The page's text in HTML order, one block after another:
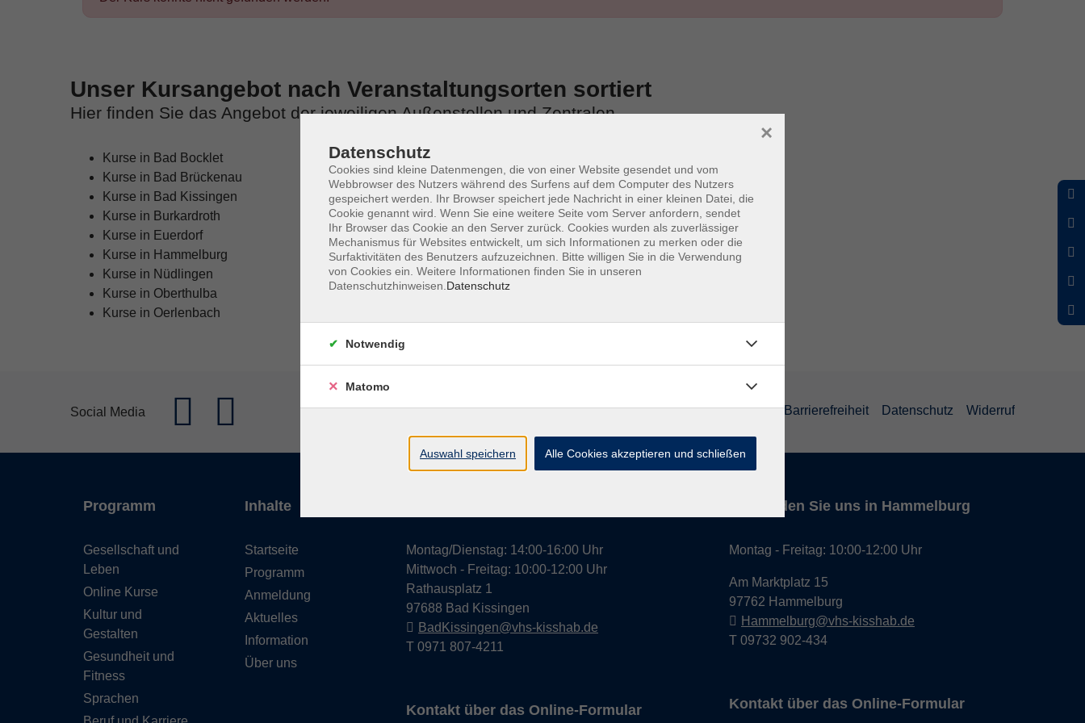
Unser Kursangebot nach Veranstaltungsorten sortiert
Hier finden Sie das Angebot der jeweiligen Außenstellen und Zentralen
Kurse in Bad Bocklet
Kurse in Bad Brückenau
Kurse in Bad Kissingen
Kurse in Burkardroth
Kurse in Euerdorf
Kurse in Hammelburg
Kurse in Nüdlingen
Kurse in Oberthulba
Kurse in Oerlenbach
Social Media Widerrufsrecht Impressum AGB Barrierefreiheit Datenschutz Widerruf
Programm
Gesellschaft und
Leben
Online Kurse
Kultur und
Gestalten
Gesundheit und
Fitness
Sprachen
Inhalte
Startseite
Programm
Anmeldung
Aktuelles
Information
Über uns
Montag/Dienstag: 14:00-16:00 Uhr
Mittwoch - Freitag: 10:00-12:00 Uhr
Rathausplatz 1
97688 Bad Kissingen
BadKissingen@vhs-kisshab.de
T 0971 807-4211
Kontakt über das Online-Formular
Hier finden Sie uns in Hammelburg
Montag - Freitag: 10:00-12:00 Uhr
Am Marktplatz 15
97762 Hammelburg
Hammelburg@vhs-kisshab.de
T 09732 902-434
Kontakt über das Online-Formular
Datenschutz
Cookies sind kleine Datenmengen, die von einer Website gesendet und vom
Webbrowser des Nutzers während des Surfens auf dem Computer des Nutzers
gespeichert werden. Ihr Browser speichert jede Nachricht in einer kleinen Datei, die
Cookie genannt wird. Wenn Sie eine weitere Seite vom Server anfordern, sendet
Ihr Browser das Cookie an den Server zurück. Cookies wurden als zuverlässiger
Mechanismus für Websites entwickelt, um sich Informationen zu merken oder die
Surfaktivitäten des Benutzers aufzuzeichnen. Bitte willigen Sie in die Verwendung
von Cookies ein. Weitere Informationen finden Sie in unseren
Datenschutzhinweisen. Datenschutz
×
Notwendig
Matomo
Auswahl speichern Alle Cookies akzeptieren und schließen